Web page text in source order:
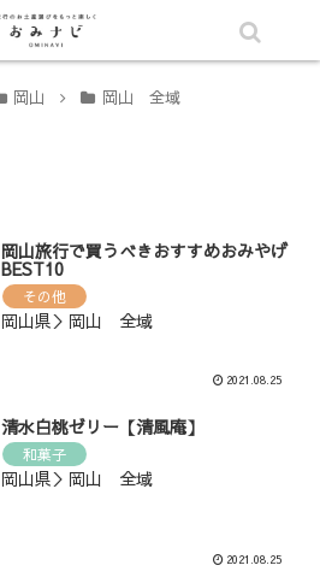
岡山 岡山 全域
岡山旅行で買うべきおすすめおみやげ
BEST10
その他
岡山県＞岡山 全域
2021.08.25
清水白桃ゼリー【清風庵】
和菓子
岡山県＞岡山 全域
2021.08.25
シェア